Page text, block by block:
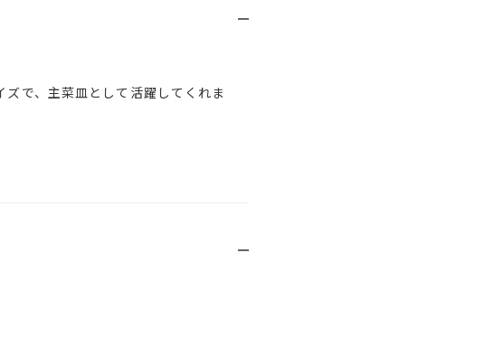
で、主菜皿として活躍してくれま